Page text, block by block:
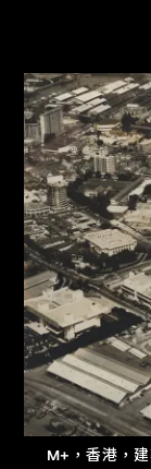
M+，香港，
進一步
關於M+
探索世界
文化藏品